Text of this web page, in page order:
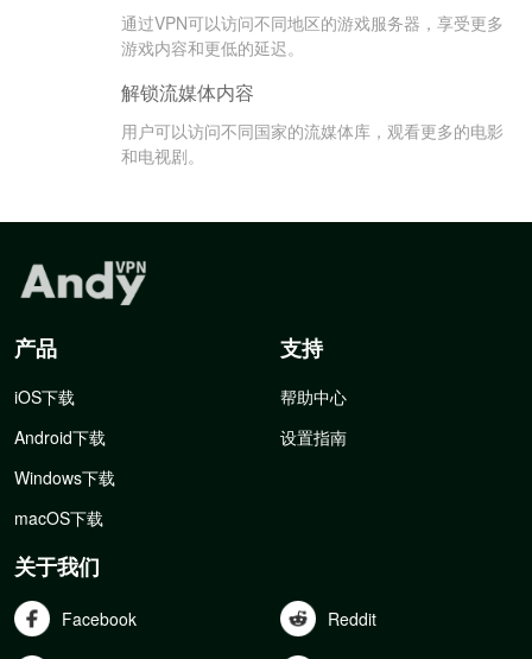
通过VPN可以访问不同地区的游戏服务器，享受更多
游戏内容和更低的延迟。
解锁流媒体内容
用户可以访问不同国家的流媒体库，观看更多的电影
和电视剧。
产品
iOS下载
Android下载
Windows下载
macOS下载
支持
帮助中心
设置指南
关于我们
Facebook Reddit